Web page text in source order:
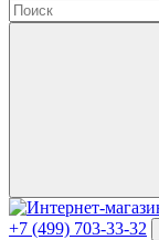
+7 (499) 703-33-32